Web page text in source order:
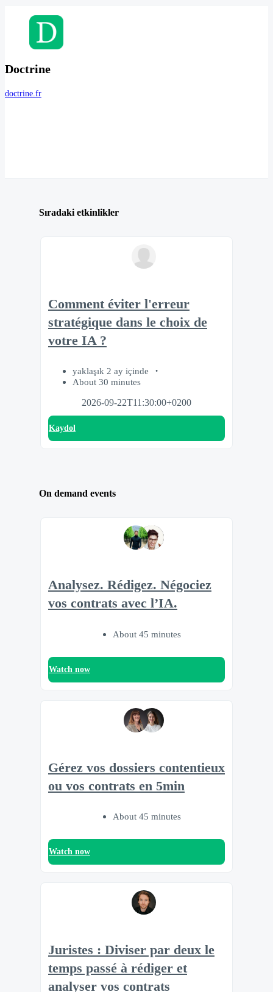
Doctrine
doctrine.fr
Sıradaki etkinlikler
Comment éviter l'erreur
stratégique dans le choix de
votre IA ?
yaklaşık 2 ay içinde
About 30 minutes
2026-09-22T11:30:00+0200
Kaydol
On demand events
Analysez. Rédigez. Négociez
vos contrats avec l’IA.
About 45 minutes
Watch now
Gérez vos dossiers contentieux
ou vos contrats en 5min
About 45 minutes
Watch now
Juristes : Diviser par deux le
temps passé à rédiger et
analyser vos contrats